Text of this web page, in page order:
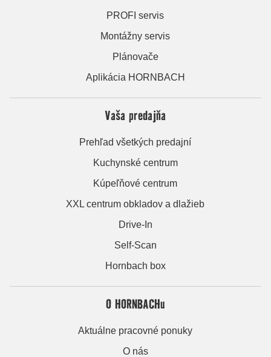
PROFI servis
Montážny servis
Plánovače
Aplikácia HORNBACH
Vaša predajňa
Prehľad všetkých predajní
Kuchynské centrum
Kúpeľňové centrum
XXL centrum obkladov a dlažieb
Drive-In
Self-Scan
Hornbach box
O HORNBACHu
Aktuálne pracovné ponuky
O nás